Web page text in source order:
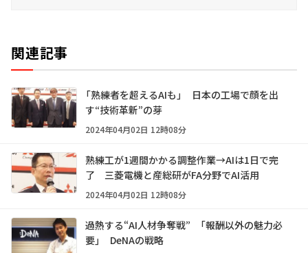
関連記事
「熟練者を超えるAIも」 日本の工場で顔を出
す“技術革新”の芽
2024年04月02日 12時08分
熟練工が1週間かかる調整作業→AIは1日で完
了 三菱電機と産総研がFA分野でAI活用
2024年04月02日 12時08分
過熱する“AI人材争奪戦” 「報酬以外の魅力必
要」 DeNAの戦略